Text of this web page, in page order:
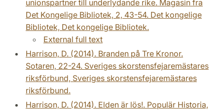
unionspartner till underlydande rike. Magasin fra
Det Kongelige Bibliotek, 2, 43-54. Det kongelige
Bibliotek, Det kongelige Bibliotek.
External full text
Harrison, D. (2014). Branden på Tre Kronor.
Sotaren, 22-24. Sveriges skorstensfejaremästares
riksförbund, Sveriges skorstensfejaremästares
riksförbund.
Harrison, D. (2014). Elden är lös!. Populär Historia,